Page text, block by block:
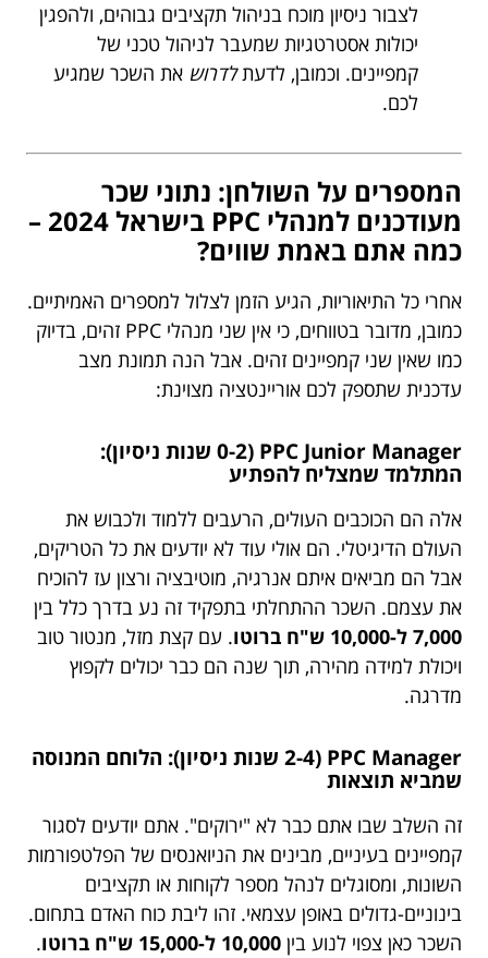
לצבור ניסיון מוכח בניהול תקציבים גבוהים, ולהפגין
יכולות אסטרטגיות שמעבר לניהול טכני של
קמפיינים. וכמובן, לדעתלדרוש את השכר שמגיע
לכם.
המספרים על השולחן: נתוני שכר
מעודכנים למנהלי PPC בישראל 2024 –
כמה אתם באמת שווים?
אחרי כל התיאוריות, הגיע הזמן לצלול למספרים האמיתיים.
כמובן, מדובר בטווחים, כי אין שני מנהלי PPC זהים, בדיוק
כמו שאין שני קמפיינים זהים. אבל הנה תמונת מצב
עדכנית שתספק לכם אוריינטציה מצוינת:
PPC Junior Manager (0-2 שנות ניסיון):
המתלמד שמצליח להפתיע
אלה הם הכוכבים העולים, הרעבים ללמוד ולכבוש את
העולם הדיגיטלי. הם אולי עוד לא יודעים את כל הטריקים,
אבל הם מביאים איתם אנרגיה, מוטיבציה ורצון עז להוכיח
את עצמם. השכר ההתחלתי בתפקיד זה נע בדרך כלל בין
7,000 ל-10,000 ש"ח ברוטו
. עם קצת מזל, מנטור טוב
ויכולת למידה מהירה, תוך שנה הם כבר יכולים לקפוץ
מדרגה.
PPC Manager (2-4 שנות ניסיון): הלוחם המנוסה
שמביא תוצאות
זה השלב שבו אתם כבר לא "ירוקים". אתם יודעים לסגור
קמפיינים בעיניים, מבינים את הניואנסים של הפלטפורמות
השונות, ומסוגלים לנהל מספר לקוחות או תקציבים
בינוניים-גדולים באופן עצמאי. זהו ליבת כוח האדם בתחום.
השכר כאן צפוי לנוע בין 10,000 ל-15,000 ש"ח ברוטו
.